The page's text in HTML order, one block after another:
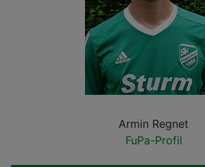
Armin Regnet
FuPa-Profil